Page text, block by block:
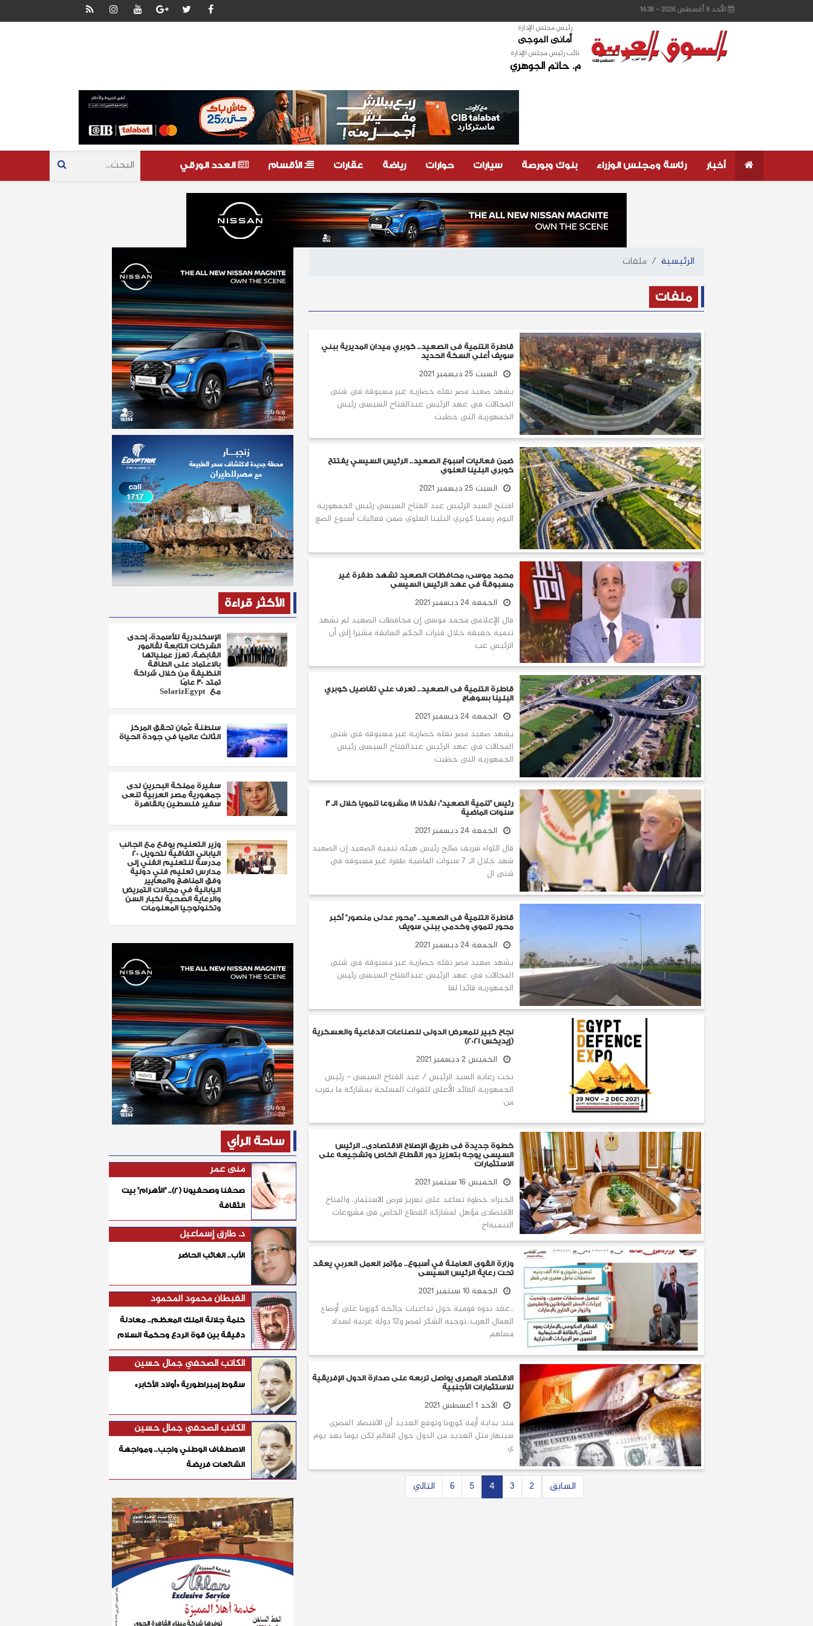
الأحد 9 أغسطس 2026 - 14:38
رئيس مجلس الإدارة
أمانى الموجى
نائب رئيس مجلس الإدارة
م. حاتم الجوهري
أخبار رئاسة ومجلس الوزراء بنوك وبورصة سيارات حوارات رياضة عقارات الأقسام العدد الورقي
الرئيسية ملفات
ملفات
قاطرة التنمية فى الصعيد.. كوبري ميدان المديرية ببني
سويف أعلي السكة الحديد
السبت 25 ديسمبر 2021
يشهد صعيد مصر نقله حضارية غير مسبوقة في شتى
المجالات في عهد الرئيس عبدالفتاح السيسى رئيس
الجمهورية التي حظيت
ضمن فعاليات أسبوع الصعيد.. الرئيس السيسي يفتتح
كوبري البلينا العلوي
السبت 25 ديسمبر 2021
افتتح السيد الرئيس عبد الفتاح السيسي رئيس الجمهورية
اليوم رسميا كوبري البلينا العلوي ضمن فعاليات أسبوع الصع
محمد موسى: محافظات الصعيد تشهد طفرة غير
مسبوقة في عهد الرئيس السيسي
الجمعة 24 ديسمبر 2021
قال الإعلامي محمد موسى إن محافظات الصعيد لم تشهد
تنمية حقيقة خلال فترات الحكم السابقة مشيرا إلى أن
الرئيس عب
قاطرة التنمية فى الصعيد.. تعرف علي تفاصيل كوبري
البلينا بسوهاج
الجمعة 24 ديسمبر 2021
يشهد صعيد مصر نقله حضارية غير مسبوقة في شتى
المجالات في عهد الرئيس عبدالفتاح السيسى رئيس
الجمهورية التي حظيت
رئيس "تنمية الصعيد": نفذنا 18 مشروعا تنمويا خلال الـ 3
سنوات الماضية
الجمعة 24 ديسمبر 2021
قال اللواء شريف صالح رئيس هيئة تنمية الصعيد إن الصعيد
شهد خلال الـ 7 سنوات الماضية طفرة غير مسبوقة في
شتى ال
قاطرة التنمية فى الصعيد.. "محور عدلى منصور" أكبر
محور تنموي وخدمي ببني سويف
الجمعة 24 ديسمبر 2021
يشهد صعيد مصر نقله حضارية غير مسبوقة في شتى
المجالات في عهد الرئيس عبدالفتاح السيسى رئيس
الجمهورية قائدا لقا
نجاح كبير للمعرض الدولى للصناعات الدفاعية والعسكرية
(إيديكس 2021)
الخميس 2 ديسمبر 2021
تحت رعاية السيد الرئيس / عبد الفتاح السيسى - رئيس
الجمهورية القائد الأعلي للقوات المسلحة بمشاركة ما يقرب
من
خطوة جديدة فى طريق الإصلاح الاقتصادى.. الرئيس
السيسى يوجه بتعزيز دور القطاع الخاص وتشجيعه على
الاستثمارات
الخميس 16 سبتمبر 2021
الخبراء: خطوة تساعد على تعزيز فرص الاستثمار.. والمناخ
الاقتصادى مؤهل لمشاركة القطاع الخاص فى مشروعات
التنميةاج
وزارة القوى العاملة في أسبوع.. مؤتمر العمل العربي يعقد
تحت رعاية الرئيس السيسى
الجمعة 10 سبتمبر 2021
..عقد ندوة قومية حول تداعيات جائحة كورونا على أوضاع
العمال العرب..توجيه الشكر لمصر و12 دولة عربية لسداد
مساهم
الاقتصاد المصرى يواصل تربعه على صدارة الدول الإفريقية
للاستثمارات الأجنبية
الأحد 1 أغسطس 2021
منذ بداية أزمة كورونا وتوقع العديد أن الاقتصاد المصرى
سينهار مثل العديد من الدول حول العالم لكن يوما بعد يوم
ي
السابق 2
3
4
5
6 التالي
الأكثر قراءة
الإسكندرية للأسمدة، إحدى
الشركات التابعة لڤالمور
القابضة، تعزز عملياتها
بالاعتماد على الطاقة
النظيفة من خلال شراكة
تمتد 30 عامًا
مع SolarizEgypt
سلطنة عٌمان تحقق المركز
الثالث عالميا في جودة الحياة
سفيرة مملكة البحرين لدى
جمهورية مصر العربية تنعى
سفير فلسطين بالقاهرة
وزير التعليم يوقع مع الجانب
الياباني اتفاقية لتحويل 20
مدرسة للتعليم الفني إلى
مدارس تعليم فني دولية
وفق المناهج والمعايير
اليابانية في مجالات التمريض
والرعاية الصحية لكبار السن
وتكنولوجيا المعلومات
ساحة الرأي
منى عمر
صحفنا وصحفيونا (٢).. "الأهرام" بيت
الثقافة
د. طارق إسماعيل
الأب.. الغائب الحاضر
القبطان محمود المحمود
كلمة جلالة الملك المعظم.. معادلة
دقيقة بين قوة الردع وحكمة السلام
الكاتب الصحفي جمال حسين
سقوط إمبراطورية «أولاد الأكابر»
الكاتب الصحفي جمال حسين
الاصطفاف الوطني واجب.. ومواجهة
الشائعات فريضة